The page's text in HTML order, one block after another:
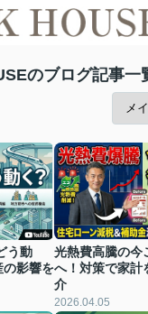
のブログ記事一
う動
の影響を
光熱費高騰の今
へ！対策で家計
介
2026.04.05